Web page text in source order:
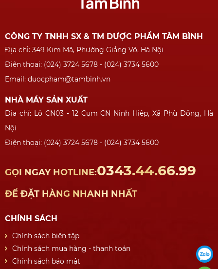
CÔNG TY TNHH SX & TM DƯỢC PHẨM TÂM BÌNH
Địa chỉ: 349 Kim Mã, Phường Giảng Võ, Hà Nội
Điện thoại: (024) 3724 5678 - (024) 3734 5600
Email: duocpham@tambinh.vn
NHÀ MÁY SẢN XUẤT
Địa chỉ: Lô CN03 - 12 Cụm CN Ninh Hiệp, Xã Phù Đổng, Hà
Nội
Điện thoại: (024) 3724 5678 - (024) 3734 5600
GỌI NGAY HOTLINE:0343.44.66.99
ĐỂ ĐẶT HÀNG NHANH NHẤT
CHÍNH SÁCH
Chính sách biên tập
Chính sách mua hàng - thanh toán
Chính sách bảo mật